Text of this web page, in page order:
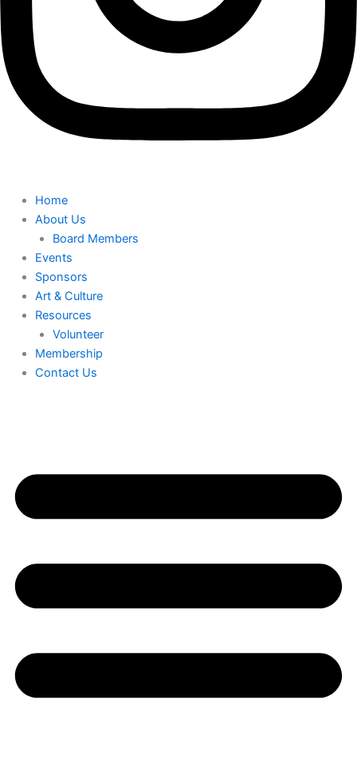
Home
About Us
Board Members
Events
Sponsors
Art & Culture
Resources
Volunteer
Membership
Contact Us